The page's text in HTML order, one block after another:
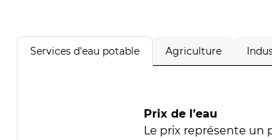
Services d'eau potable Agriculture
Prix de l’eau
Le prix représente un